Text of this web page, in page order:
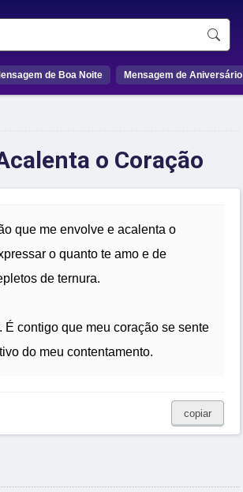
de Boa Noite Mensagem de Aniversário
o Coração
que me envolve e acalenta o
o quanto te amo e de
de ternura.
contigo que meu coração se sente
do meu contentamento.
copiar